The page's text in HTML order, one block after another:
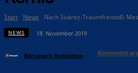
Start News Nach Suárez-Traumfreistoß:
NEWS 18. November 2019
Barçawelt Redaktion